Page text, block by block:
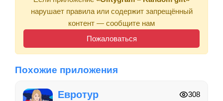
нарушает правила или содержит запрещённый
контент — сообщите нам
Пожаловаться
Похожие приложения
Евротур 308